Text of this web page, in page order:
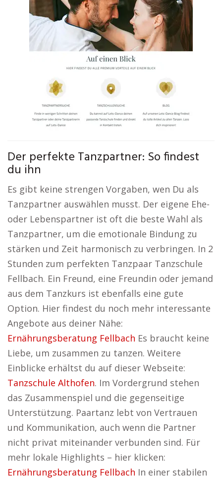
Der perfekte Tanzpartner: So findest
du ihn
Es gibt keine strengen Vorgaben, wen Du als
Tanzpartner auswählen musst. Der eigene Ehe-
oder Lebenspartner ist oft die beste Wahl als
Tanzpartner, um die emotionale Bindung zu
stärken und Zeit harmonisch zu verbringen. In 2
Stunden zum perfekten Tanzpaar Tanzschule
Fellbach. Ein Freund, eine Freundin oder jemand
aus dem Tanzkurs ist ebenfalls eine gute
Option. Hier findest du noch mehr interessante
Angebote aus deiner Nähe:
Ernährungsberatung Fellbach Es braucht keine
Liebe, um zusammen zu tanzen. Weitere
Einblicke erhältst du auf dieser Webseite:
Tanzschule Althofen. Im Vordergrund stehen
das Zusammenspiel und die gegenseitige
Unterstützung. Paartanz lebt von Vertrauen
und Kommunikation, auch wenn die Partner
nicht privat miteinander verbunden sind. Für
mehr lokale Highlights – hier klicken:
Ernährungsberatung Fellbach In einer stabilen